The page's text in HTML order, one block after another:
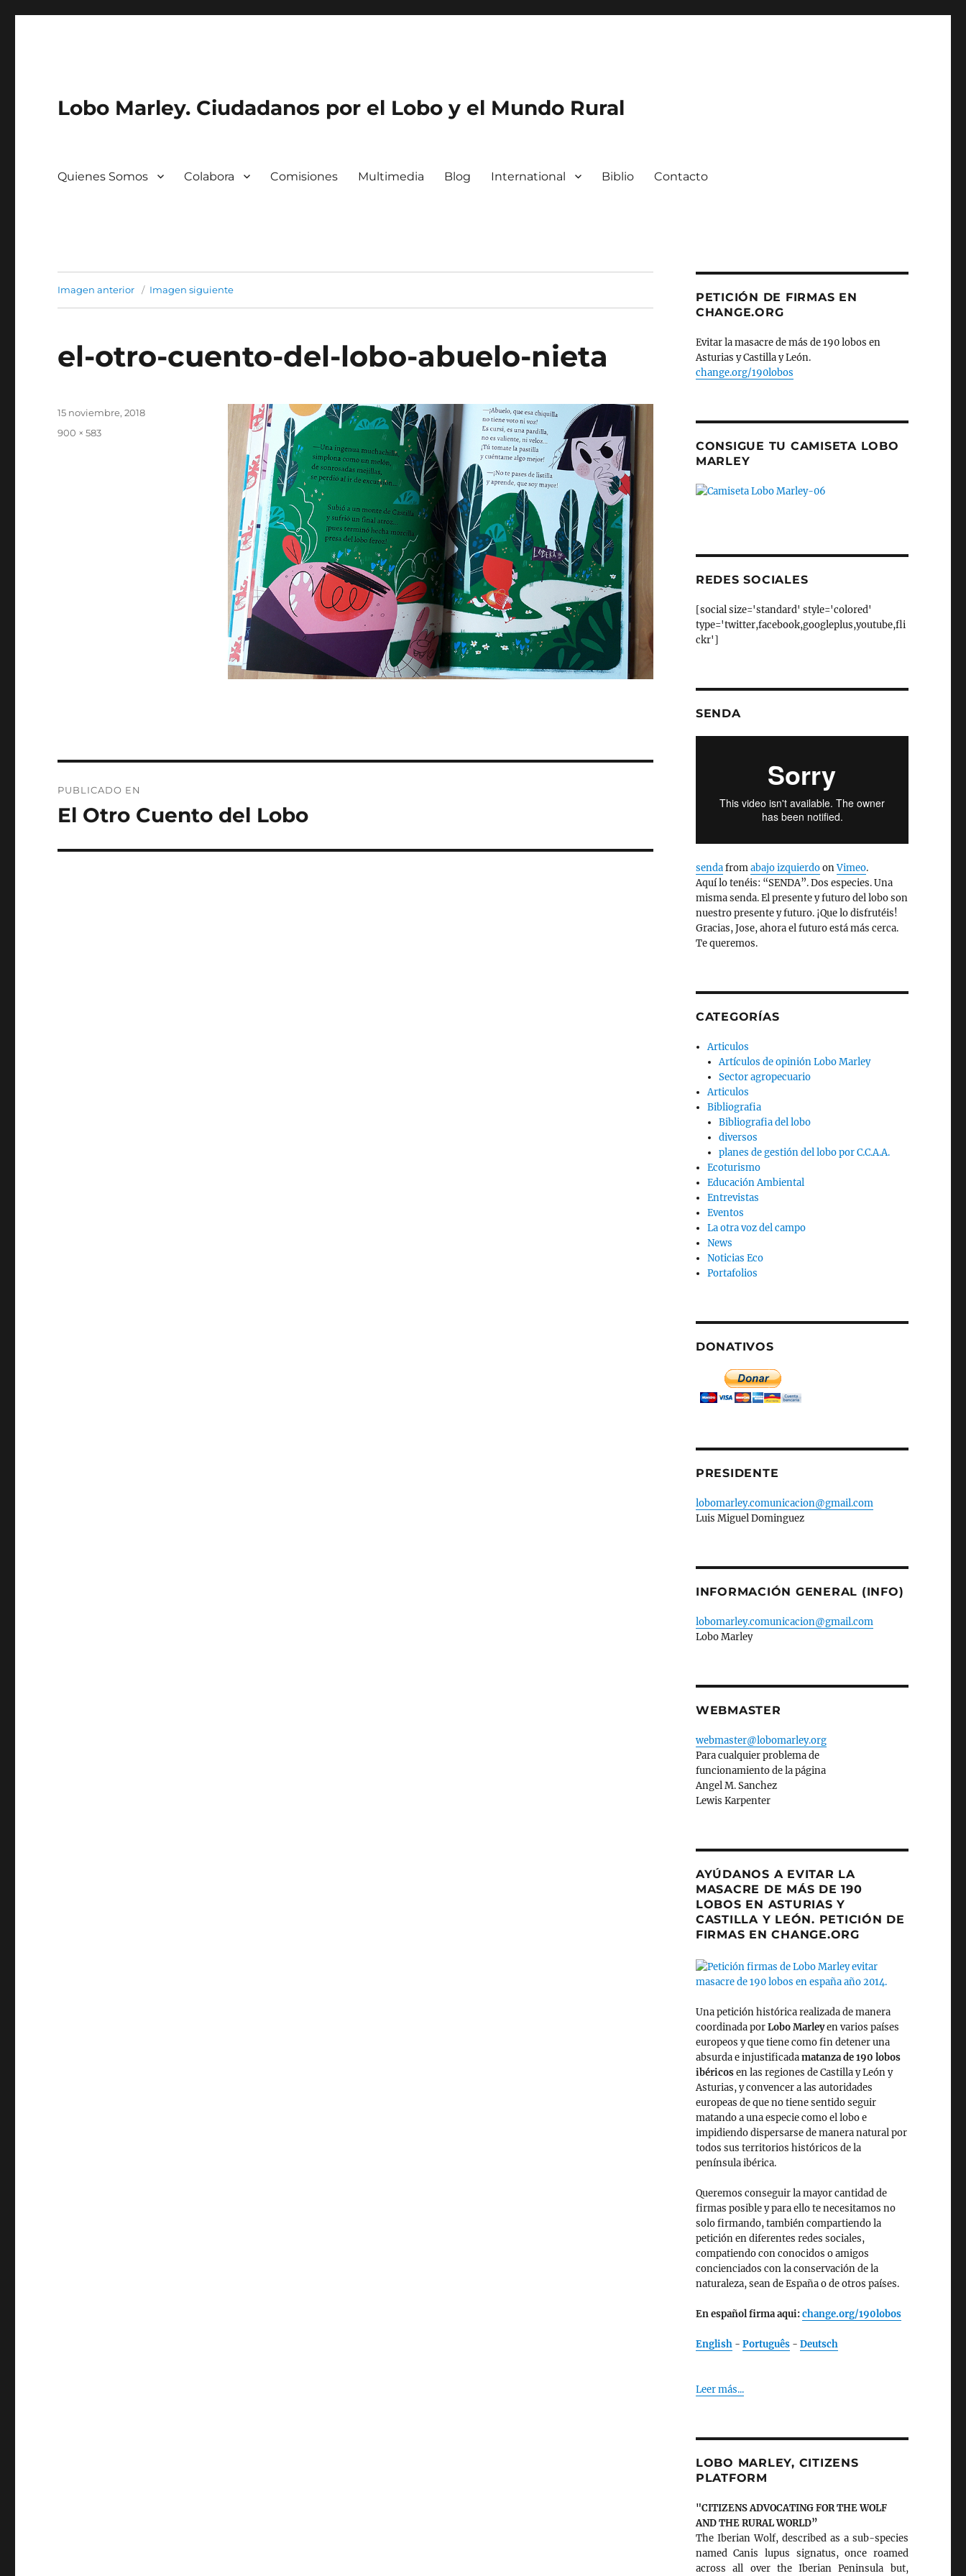
Lobo Marley. Ciudadanos por el Lobo y el Mundo Rural
Quienes Somos Colabora Comisiones Multimedia Blog International Biblio Contacto
Imagen anterior Imagen siguiente
el-otro-cuento-del-lobo-abuelo-nieta
Publicado
el
15 noviembre, 2018
Tamaño
900 × 583
de
PUBLICADO EN
El Otro Cuento del Lobo
PETICIÓN DE FIRMAS EN
CHANGE.ORG
Evitar la masacre de más de 190 lobos en
Asturias y Castilla y León.
change.org/190lobos
CONSIGUE TU CAMISETA LOBO
MARLEY
REDES SOCIALES
[social size='standard' style='colored'
type='twitter,facebook,googleplus,youtube,fli
ckr']
SENDA
sendafromabajo izquierdoonVimeo.
Aquí lo tenéis: “SENDA”. Dos especies. Una
misma senda. El presente y futuro del lobo son
nuestro presente y futuro. ¡Que lo disfrutéis!
Gracias, Jose, ahora el futuro está más cerca.
Te queremos.
CATEGORÍAS
Articulos
Artículos de opinión Lobo Marley
Sector agropecuario
Articulos
Bibliografia
Bibliografia del lobo
diversos
planes de gestión del lobo por C.C.A.A.
Ecoturismo
Educación Ambiental
Entrevistas
Eventos
La otra voz del campo
News
Noticias Eco
Portafolios
DONATIVOS
PRESIDENTE
lobomarley.comunicacion@gmail.com
Luis Miguel Dominguez
INFORMACIÓN GENERAL (INFO)
lobomarley.comunicacion@gmail.com
Lobo Marley
WEBMASTER
webmaster@lobomarley.org
Para cualquier problema de
funcionamiento de la página
Angel M. Sanchez
Lewis Karpenter
AYÚDANOS A EVITAR LA
MASACRE DE MÁS DE 190
LOBOS EN ASTURIAS Y
CASTILLA Y LEÓN. PETICIÓN DE
FIRMAS EN CHANGE.ORG
Una petición histórica realizada de manera
coordinada porLobo Marleyen varios países
europeos y que tiene como fin detener una
absurda e injustificadamatanza de 190 lobos
ibéricosen las regiones de Castilla y León y
Asturias, y convencer a las autoridades
europeas de que no tiene sentido seguir
matando a una especie como el lobo e
impidiendo dispersarse de manera natural por
todos sus territorios históricos de la
península ibérica.
Queremos conseguir la mayor cantidad de
firmas posible y para ello te necesitamos no
solo firmando, también compartiendo la
petición en diferentes redes sociales,
compatiendo con conocidos o amigos
concienciados con la conservación de la
naturaleza, sean de España o de otros países.
En español firma aqui:change.org/190lobos
English- Português- Deutsch
Leer más...
LOBO MARLEY, CITIZENS
PLATFORM
"CITIZENS ADVOCATING FOR THE WOLF
AND THE RURAL WORLD”
The Iberian Wolf, described as a sub-species
named Canis lupus signatus, once roamed
across all over the Iberian Peninsula but,